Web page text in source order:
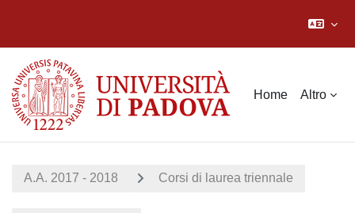
Home Altro
A.A. 2017 - 2018 Corsi di laurea triennale